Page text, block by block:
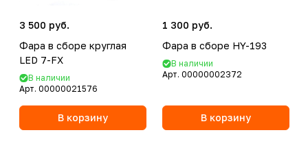
3 500 руб.
Фара в сборе круглая
LED 7-FX
В наличии
Арт. 00000021576
В корзину
1 300 руб.
Фара в сборе HY-193
В наличии
Арт. 00000002372
В корзину